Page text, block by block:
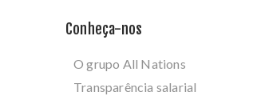
Conheça-nos
O grupo All Nations
Transparência salarial